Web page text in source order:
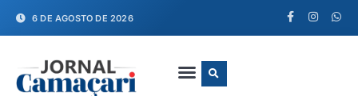
6 DE AGOSTO DE 2026